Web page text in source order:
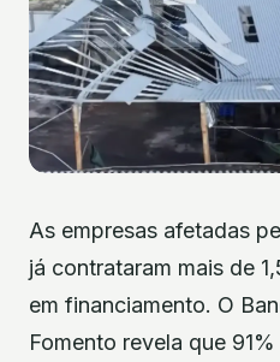
As empresas afetadas
já contrataram mais de
em financiamento. O
Fomento revela que